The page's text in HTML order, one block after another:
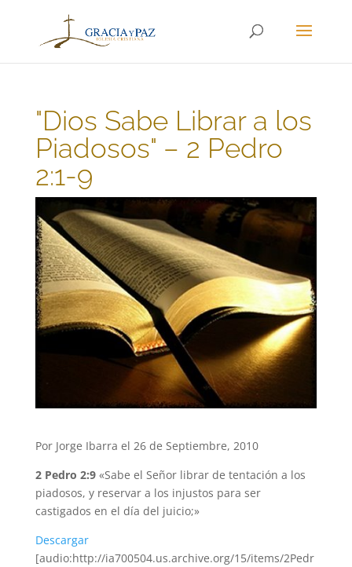
"Dios Sabe Librar a los
Piadosos" – 2 Pedro
2:1-9
Por Jorge Ibarra el 26 de Septiembre, 2010
2 Pedro 2:9 «Sabe el Señor librar de tentación a los
piadosos, y reservar a los injustos para ser
castigados en el día del juicio;»
Descargar
[audio:http://ia700504.us.archive.org/15/items/2Pedr